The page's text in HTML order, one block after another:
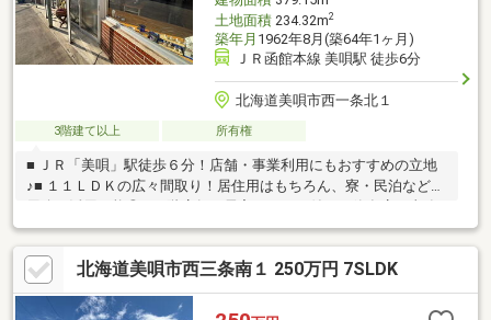
土地面積234.32m2
築年月 1962年8月(築64年1ヶ月)
ＪＲ函館本線 美唄駅 徒歩6分
北海道美唄市西一条北１
3階建て以上 所有権
■ ＪＲ「美唄」駅徒歩６分！店舗・事業利用にもおすすめの立地
♪■ １１ＬＤＫの広々間取り！居住用はもちろん、寮・民泊など多
所兼住宅としてもご検討いただけます♪■ 趣ある和室空間やレトロ
な内装が魅力の住まいです◎■ 路面側からの視認性も期待できる
店舗入口！■ 徒歩１０分圏内にスーパー・コンビニ・病院・公園
など生活利便施設が充実♪■ 隣接建物もセット販売！隣棟も１階店
舗・２階居宅仕様です◎※室内写真は別途お送り可能です♪リフォ
北海道美唄市西三条南１ 250万円 7SLDK